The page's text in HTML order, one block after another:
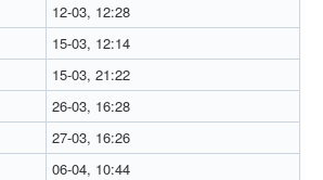
12-03, 12:28
15-03, 12:14
15-03, 21:22
26-03, 16:28
27-03, 16:26
06-04, 10:44